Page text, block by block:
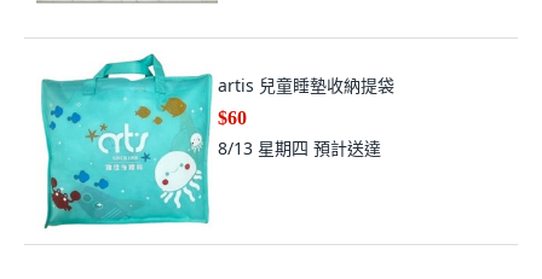
artis 兒童睡墊收納提袋
$60
8/13 星期四 預計送達